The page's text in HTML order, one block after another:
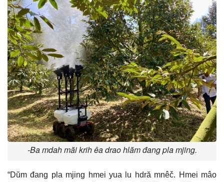
-Ba mdah măi krih êa drao hlăm đang pla mjing.
“Dŭm đang pla mjing hmei yua lu hdră mnêč. Hmei mâo